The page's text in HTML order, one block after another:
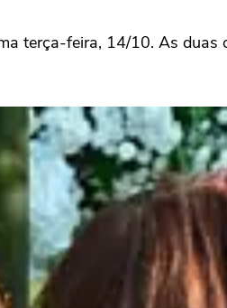
terça-feira, 14/10. As duas